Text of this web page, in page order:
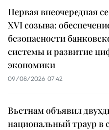
Первая внеочередная
XVI созыва:
безопасности
системы и развитие
экономики
09/08/2026 07:42
Вьетнам объявил
национальный траур в